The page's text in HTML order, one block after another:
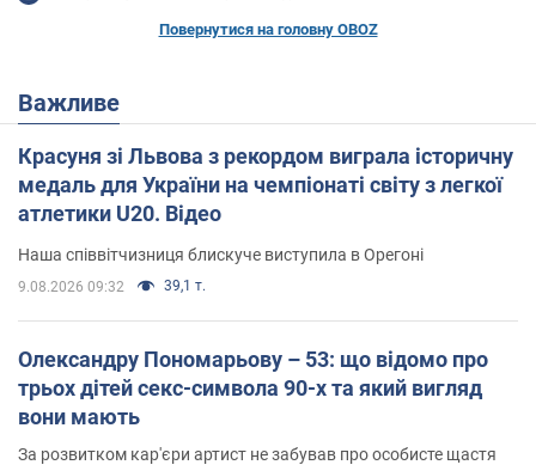
Повернутися на головну OBOZ
Важливе
Красуня зі Львова з рекордом виграла історичну
медаль для України на чемпіонаті світу з легкої
атлетики U20. Відео
Наша співвітчизниця блискуче виступила в Орегоні
9.08.2026 09:32 39,1 т.
Олександру Пономарьову – 53: що відомо про
трьох дітей секс-символа 90-х та який вигляд
вони мають
За розвитком кар'єри артист не забував про особисте щастя